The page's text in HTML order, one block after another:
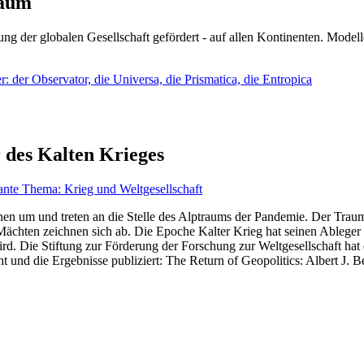
der globalen Gesellschaft gefördert - auf allen Kontinenten.
der Observator, die Universa, die Prismatica, die Entropica
Kalten Krieges
Thema: Krieg und Weltgesellschaft
um und treten an die Stelle des Alptraums der Pandemie. Der
zeichnen sich ab. Die Epoche Kalter Krieg hat seinen
Die Stiftung zur Förderung der Forschung zur Weltgesellschaft
und die Ergebnisse publiziert: The Return of Geopolitics: Albert J.